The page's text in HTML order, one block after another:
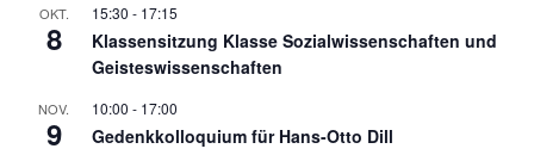
OKT.
8
15:30 - 17:15
Klassensitzung Klasse Sozialwissenschaften und
Geisteswissenschaften
NOV.
9
10:00 - 17:00
Gedenkkolloquium für Hans-Otto Dill